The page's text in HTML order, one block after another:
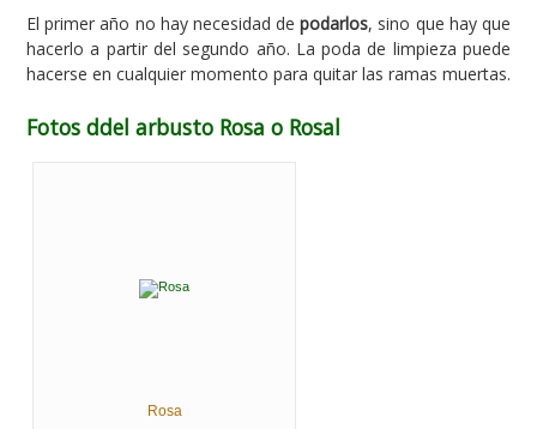
El primer año no hay necesidad depodarlos, sino que hay que
hacerlo a partir del segundo año. La poda de limpieza puede
hacerse en cualquier momento para quitar las ramas muertas.
Fotos ddel arbusto Rosa o Rosal
Rosa